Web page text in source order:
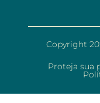
Copyright
Proteja sua